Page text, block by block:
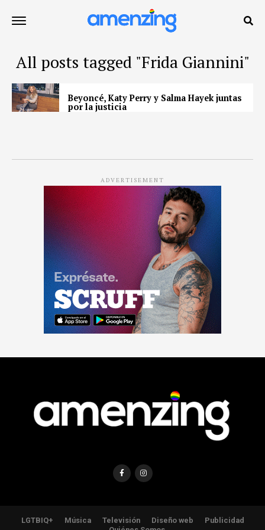
All posts tagged "Frida Giannini"
Beyoncé, Katy Perry y Salma Hayek juntas
por la justicia
ADVERTISEMENT
LGTBIQ+ Música Televisión Diseño web
Publicidad